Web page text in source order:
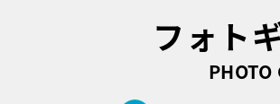
フォト
PHOTO